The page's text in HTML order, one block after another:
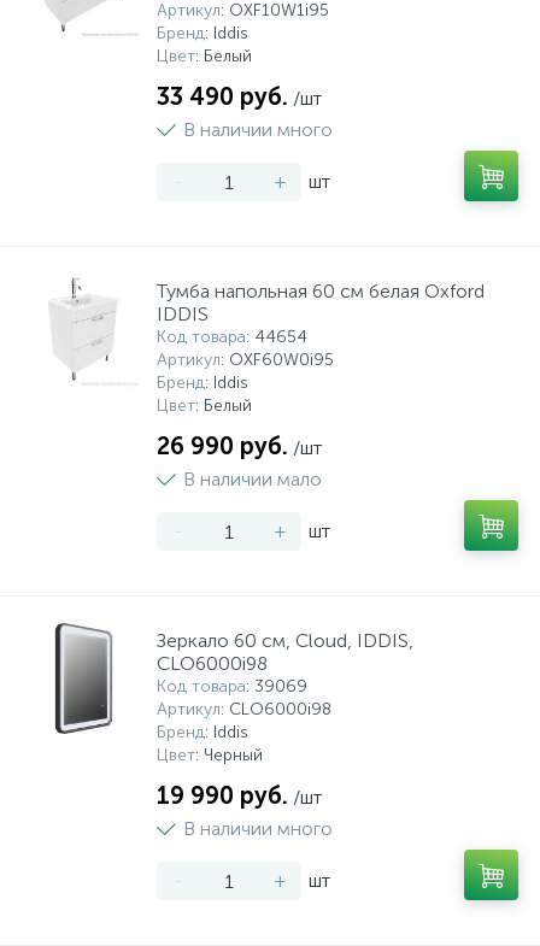
Артикул: OXF10W1i95
Бренд: Iddis
Цвет: Белый
33 490 руб. /шт
В наличии много
- + шт
Тумба напольная 60 см белая Oxford
IDDIS
Код товара: 44654
Артикул: OXF60W0i95
Бренд: Iddis
Цвет: Белый
26 990 руб. /шт
В наличии мало
- + шт
Зеркало 60 см, Cloud, IDDIS,
CLO6000i98
Код товара: 39069
Артикул: CLO6000i98
Бренд: Iddis
Цвет: Черный
19 990 руб. /шт
В наличии много
- + шт